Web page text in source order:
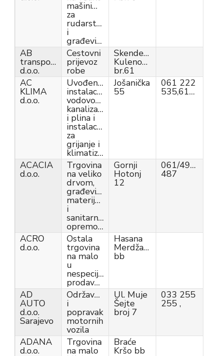
mašinima
za
rudarstvo
i
građevinarstvo
AB
transport
d.o.o.
Cestovni
prijevoz
robe
Skendera
Kulenovića
br.61
AC
KLIMA
d.o.o.
Uvođenje
instalacija
vodovoda,
kanalizacije
i plina i
instalacija
za
grijanje i
klimatizaciju
Jošanička
55
061 222
535,61222535,
ACACIA
d.o.o.
Trgovina
na veliko
drvom,
građevinskim
materijalom
i
sanitarnom
opremom
Gornji
Hotonj
12
061/490-
487
ACRO
d.o.o.
Ostala
trgovina
na malo
u
nespecijaliziranim
prodavnicama
Hasana
Merdžanovića
bb
AD
AUTO
d.o.o.
Sarajevo
Održavanje
i
popravak
motornih
vozila
Ul. Muje
Šejte
broj 7
033 255
255 ,
ADANA
d.o.o.
Trgovina
na malo
Braće
Kršo bb